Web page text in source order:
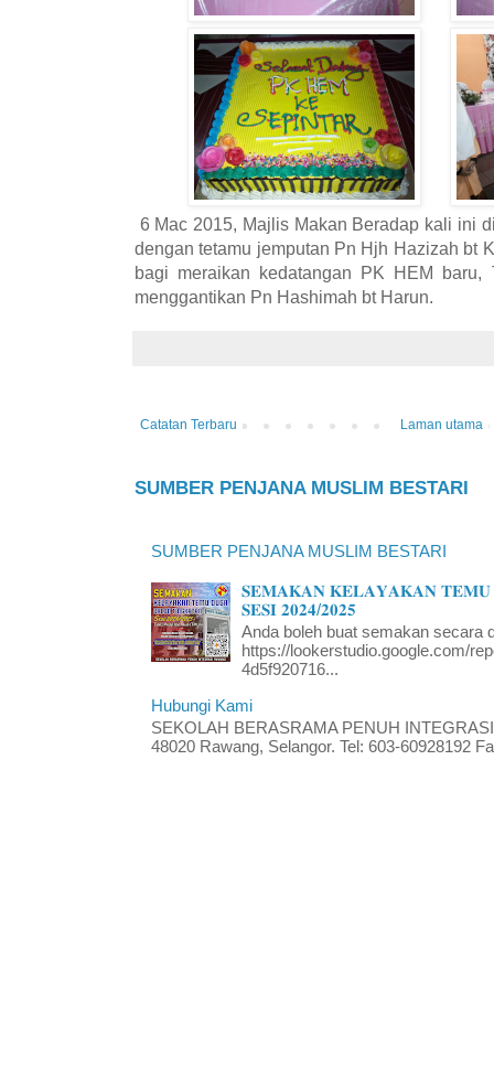
6 Mac 2015, Majlis Makan Beradap kali ini
dengan tetamu jemputan Pn Hjh Hazizah bt
bagi meraikan kedatangan PK HEM
menggantikan Pn Hashimah bt Harun.
Catatan Terbaru Laman utama
SUMBER PENJANA MUSLIM BESTARI
SUMBER PENJANA MUSLIM BESTARI
𝐒𝐄𝐌𝐀𝐊𝐀𝐍 𝐊𝐄𝐋𝐀𝐘𝐀𝐊𝐀𝐍 𝐓𝐄𝐌𝐔
𝐒𝐄𝐒𝐈 𝟐𝟎𝟐𝟒/𝟐𝟎𝟐𝟓
Anda boleh buat semakan secara
https://lookerstudio.google.com/
4d5f920716...
Hubungi Kami
SEKOLAH BERASRAMA PENUH
48020 Rawang, Selangor. Tel: 603-60928192